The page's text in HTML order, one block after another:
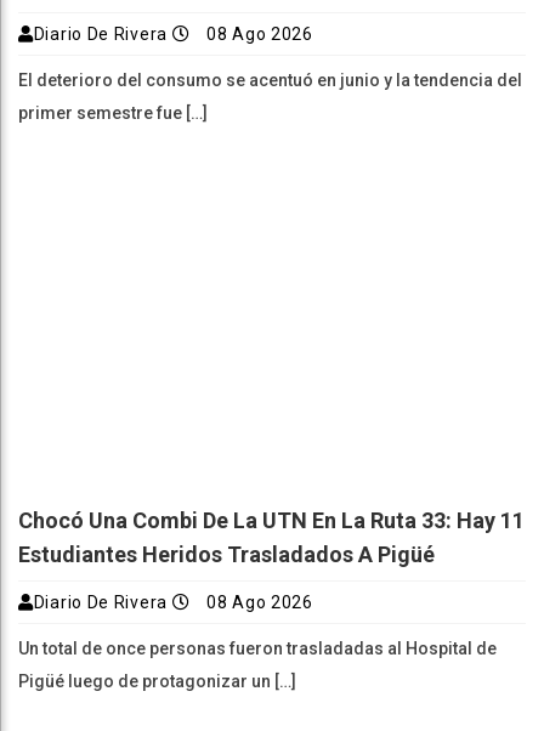
Diario De Rivera 08 Ago 2026
El deterioro del consumo se acentuó en junio y la tendencia del
primer semestre fue […]
Chocó Una Combi De La UTN En La Ruta 33: Hay 11
Estudiantes Heridos Trasladados A Pigüé
Diario De Rivera 08 Ago 2026
Un total de once personas fueron trasladadas al Hospital de
Pigüé luego de protagonizar un […]